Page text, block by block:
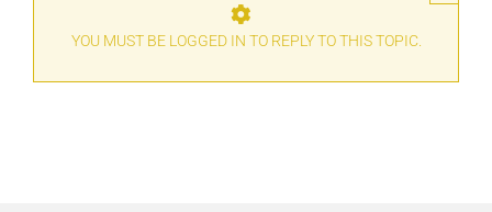
YOU MUST BE LOGGED IN TO REPLY TO THIS TOPIC.